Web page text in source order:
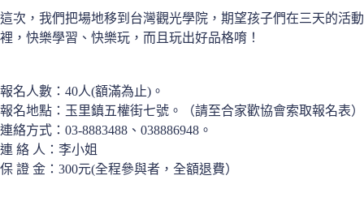
這次，我們把場地移到台灣觀光學院，期望孩子們在三天的活動
裡，快樂學習、快樂玩，而且玩出好品格唷！
報名人數：40人(額滿為止)。
報名地點：玉里鎮五權街七號。（請至合家歡協會索取報名表）
連絡方式：03-8883488、038886948。
連 絡 人：李小姐
保 證 金：300元(全程參與者，全額退費）